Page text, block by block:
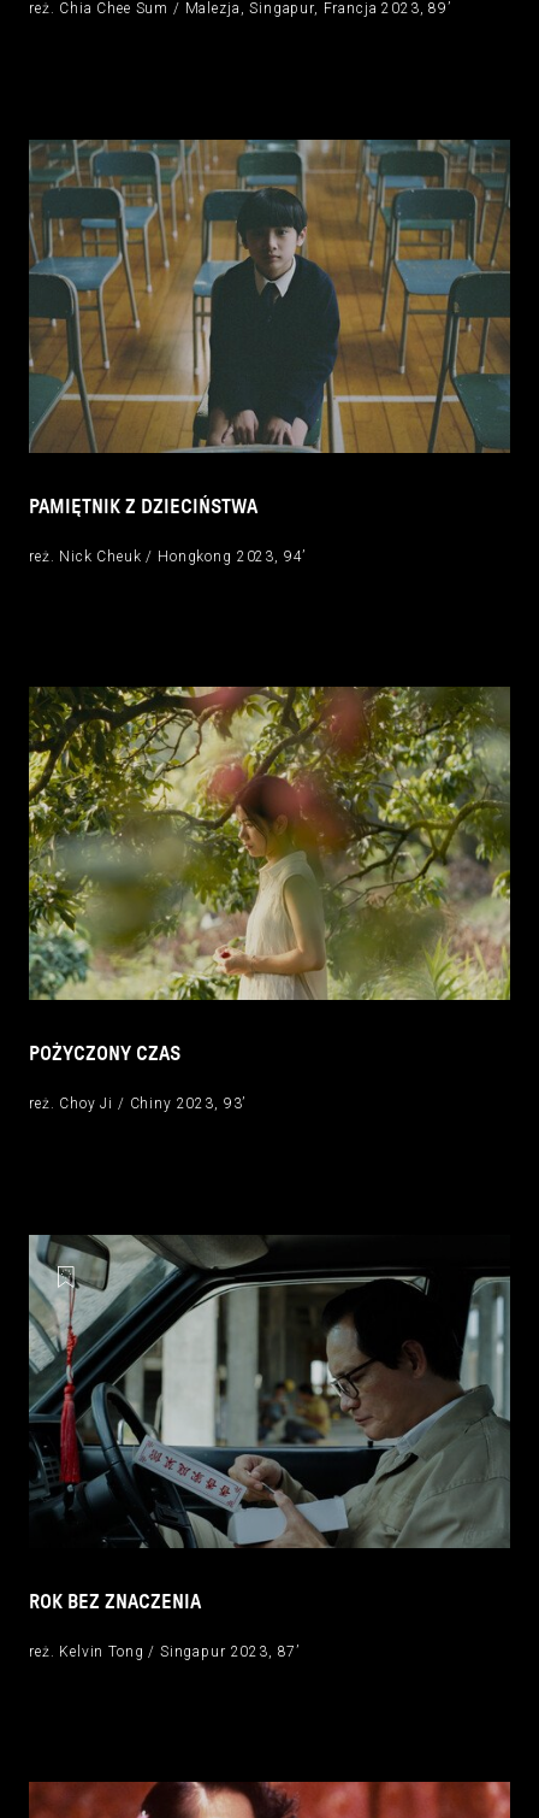
reż. Chia Chee Sum / Malezja, Singapur, Francja 2023, 89’
PAMIĘTNIK Z DZIECIŃSTWA
reż. Nick Cheuk / Hongkong 2023, 94’
POŻYCZONY CZAS
reż. Choy Ji / Chiny 2023, 93’
ROK BEZ ZNACZENIA
reż. Kelvin Tong / Singapur 2023, 87’